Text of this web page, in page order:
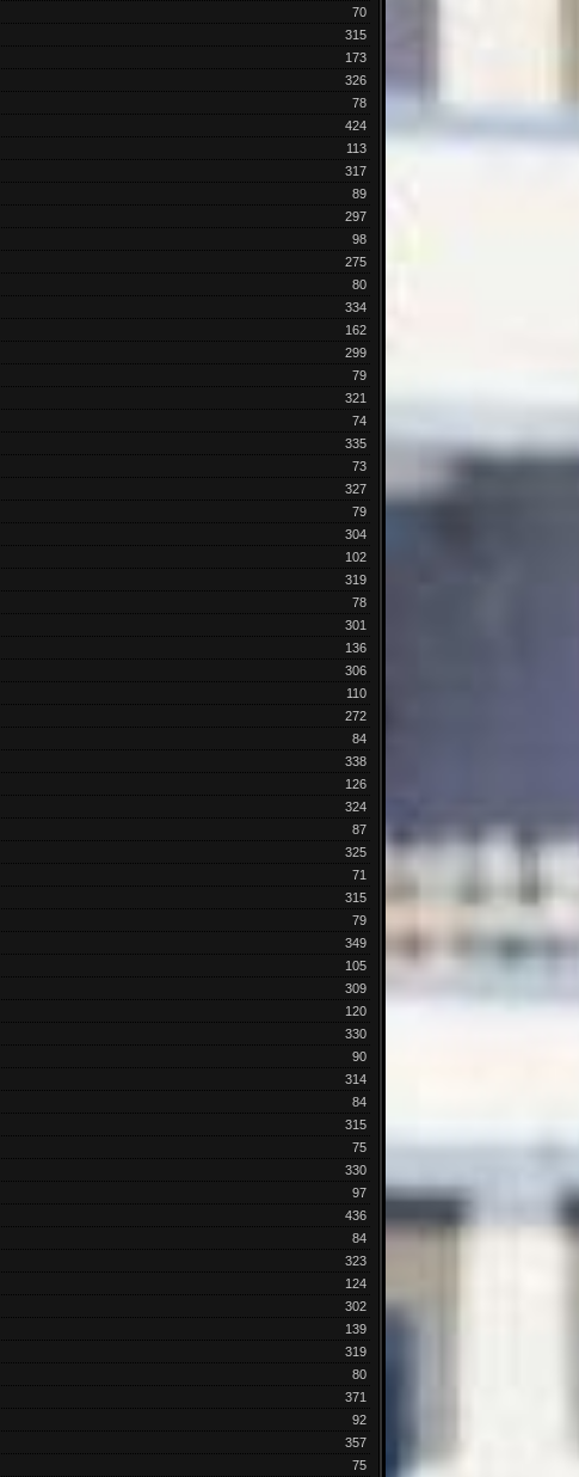
70
315
173
326
78
424
113
317
89
297
98
275
80
334
162
299
79
321
74
335
73
327
79
304
102
319
78
301
136
306
110
272
84
338
126
324
87
325
71
315
79
349
105
309
120
330
90
314
84
315
75
330
97
436
84
323
124
302
139
319
80
371
92
357
75